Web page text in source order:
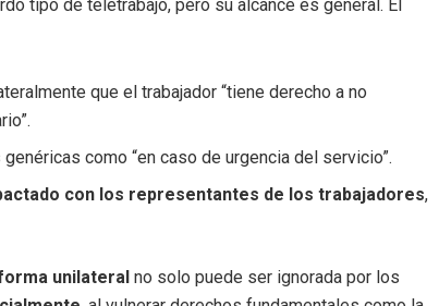
tipo de teletrabajo, pero su alcance es general. El
que el trabajador “tiene derecho a no
como “en caso de urgencia del servicio”.
con los representantes de los trabajadores,
unilateral no solo puede ser ignorada por los